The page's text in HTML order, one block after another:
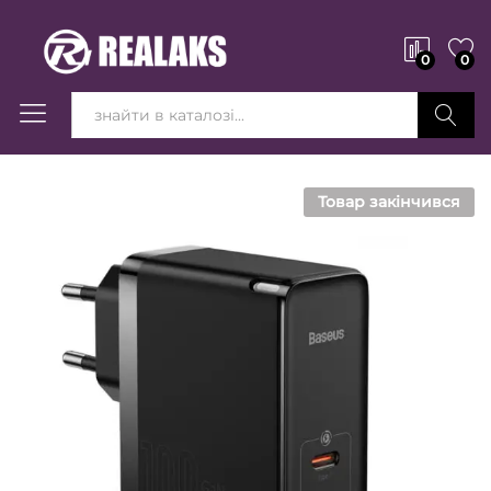
0 0
Вперед!
Товар закінчився